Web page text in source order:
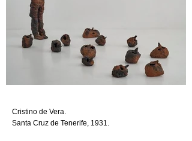
Cristino de Vera.
Santa Cruz de Tenerife, 1931.